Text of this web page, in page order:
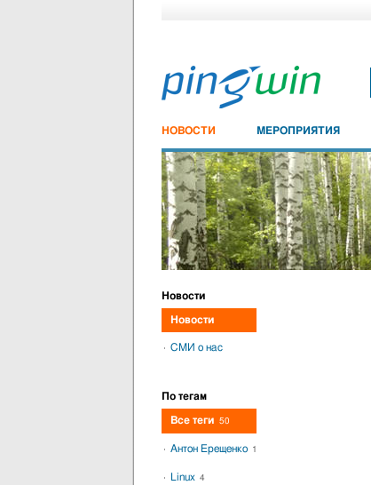
НОВОСТИ МЕРОПРИЯТИЯ
Новости
Новости
СМИ о нас
По тегам
Все теги 50
Антон Ерещенко 1
Linux 4